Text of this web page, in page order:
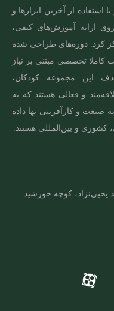
از آخرین ابزارها و
ارایه آموزش‌های کیفی،
کرد. دوره‌های طراحی شده
تخصصی مبتنی بر نیاز
این مجموعه کودکان،
و فعالی هستند که به
صنعت و کارآفرینی بها داده
کشوری و بین‌المللی هستند.
یحیی‌نژاد، کوچه خورشید